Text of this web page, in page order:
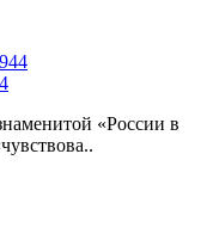
«России в